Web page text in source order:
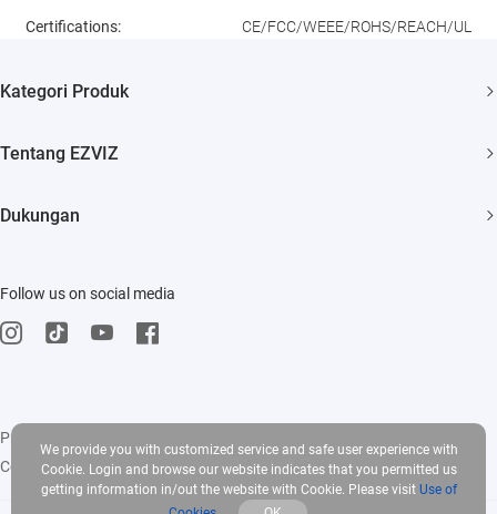
Certifications: CE/FCC/WEEE/ROHS/REACH/UL
Kategori Produk
Tentang EZVIZ
Ruang berita
Trust Center
Dukungan
Events
Influencer Program
Follow us on social media
Privacy Policy
Copyright © 2025 EZVIZ Inc. All rights reserved
We provide you with customized service and safe user experience with
Cookie. Login and browse our website indicates that you permitted us
getting information in/out the website with Cookie. Please visit Use of